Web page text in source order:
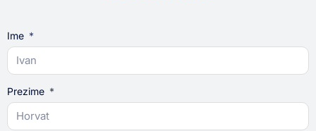
Ime
Prezime